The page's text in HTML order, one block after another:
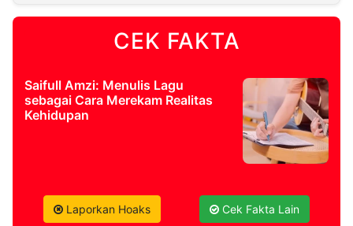
CEK FAKTA
Saifull Amzi: Menulis Lagu
sebagai Cara Merekam Realitas
Kehidupan
Laporkan Hoaks Cek Fakta Lain